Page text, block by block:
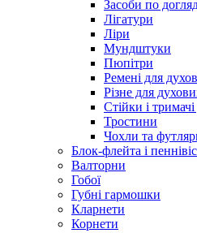
Засоби по
Лігатури
Ліри
Мундштуки
Пюпітри
Ремені для
Різне для
Стійки і
Тростини
Чохли та
Блок-флейта і
Валторни
Гобої
Губні гармошки
Кларнети
Корнети